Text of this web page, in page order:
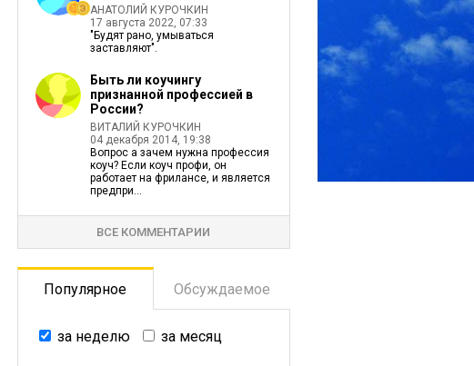
АНАТОЛИЙ КУРОЧКИН
17 августа 2022, 07:33
"Будят рано, умываться
заставляют".
Быть ли коучингу
признанной профессией в
России?
ВИТАЛИЙ КУРОЧКИН
04 декабря 2014, 19:38
Вопрос а зачем нужна профессия
коуч? Если коуч профи, он
работает на фрилансе, и является
предпри...
ВСЕ КОММЕНТАРИИ
Популярное Обсуждаемое
за неделю за месяц